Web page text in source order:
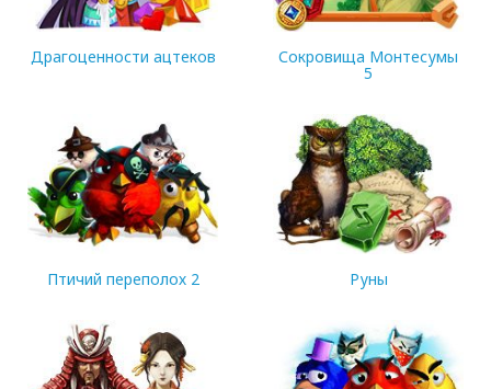
Драгоценности ацтеков
53.58 MB
Сокровища Монтесумы
5
58.57 MB
Птичий переполох 2
190.47 MB
Руны
109.62 MB